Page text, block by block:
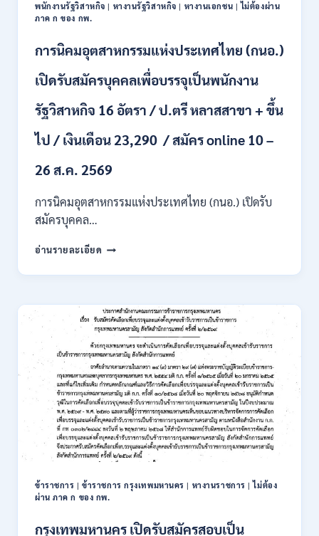
ปวส.
หลาย
/
เดือน
/
ต้อง
ก
ส.ค.
–
ก.ย.
2569
พนักงานรัฐวิสาหกิจ | หางานรัฐวิสาหกิจ | หางานเอกชน |ไม่ต้องผ่าน
ภาค ก ของ กพ.
การนิคมอุตสาหกรรมแห่งประเทศไทย (กนอ.)
เปิดรับสมัครบุคคลเพื่อบรรจุเป็นพนักงาน
รัฐวิสาหกิจ 16 อัตรา / ป.ตรี หลาสสาขา + ขึ้น
ไป / เงินเดือน 23,290 / สมัคร online 10 –
26 ส.ค. 2569
การนิคมอุตสาหกรรมแห่งประเทศไทย (กนอ.) เปิดรับ
สมัครบุคคล…
อ่านรายละเอียด การ
อุตสาหกรรม
ประเทศไทย
(กนอ.)
เปิด
รับ
สมัคร
บุคคล
เพื่อ
บรรจุ
เป็น
พนักงาน
รัฐวิสาหกิจ
16
/
ป.ตรี
ส
ข้าราชการ |ข้าราชการ กรุงเทพมหานคร | หางานราชการ |ไม่ต้อง
ผ่าน ภาค ก ของ กพ.
กรุงเทพมหานคร เปิดรับสมัครสอบเป็น